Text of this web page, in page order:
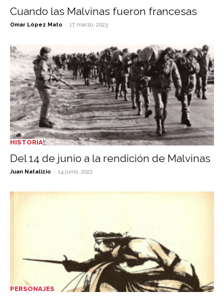
Cuando las Malvinas fueron francesas
Omar López Mato - 17 marzo, 2023
HISTORIA
Del 14 de junio a la rendición de Malvinas
Juan Natalizio - 14 junio, 2022
PERSONAJES